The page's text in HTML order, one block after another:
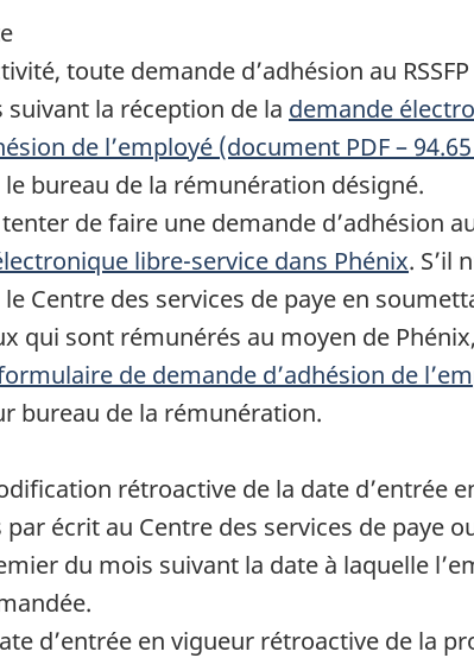
toute demande d’adhésion au
la réception de la demande
de l’employé (document PDF –
bureau de la rémunération désigné.
de faire une demande d’adhésion
libre-service dans Phénix. S’il
Centre des services de paye en
qui sont rémunérés au moyen de
de demande d’adhésion de
bureau de la rémunération.
rétroactive de la date d’entrée
écrit au Centre des services de paye
du mois suivant la date à laquelle
d’entrée en vigueur rétroactive de la